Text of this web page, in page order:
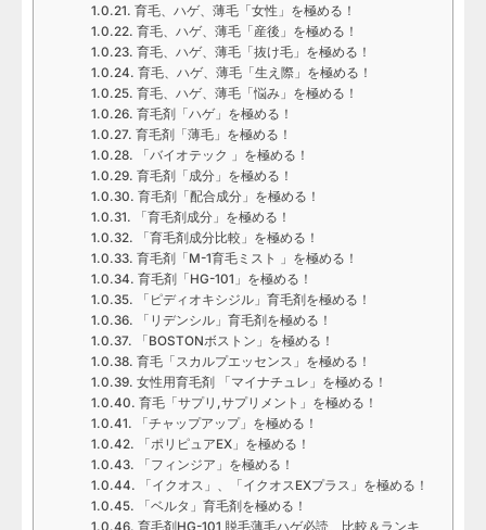
育毛、ハゲ、薄毛「女性」を極める！
育毛、ハゲ、薄毛「産後」を極める！
育毛、ハゲ、薄毛「抜け毛」を極める！
育毛、ハゲ、薄毛「生え際」を極める！
育毛、ハゲ、薄毛「悩み」を極める！
育毛剤「ハゲ」を極める！
育毛剤「薄毛」を極める！
「バイオテック 」を極める！
育毛剤「成分」を極める！
育毛剤「配合成分」を極める！
「育毛剤成分」を極める！
「育毛剤成分比較」を極める！
育毛剤「M-1育毛ミスト 」を極める！
育毛剤「HG-101」を極める！
「ピディオキシジル」育毛剤を極める！
「リデンシル」育毛剤を極める！
「BOSTONボストン」を極める！
育毛「スカルプエッセンス」を極める！
女性用育毛剤 「マイナチュレ」を極める！
育毛「サプリ,サプリメント」を極める！
「チャップアップ」を極める！
「ポリピュアEX」を極める！
「フィンジア」を極める！
「イクオス」、「イクオスEXプラス」を極める！
「ベルタ」育毛剤を極める！
育毛剤HG-101 脱毛薄毛ハゲ必読、比較＆ランキ